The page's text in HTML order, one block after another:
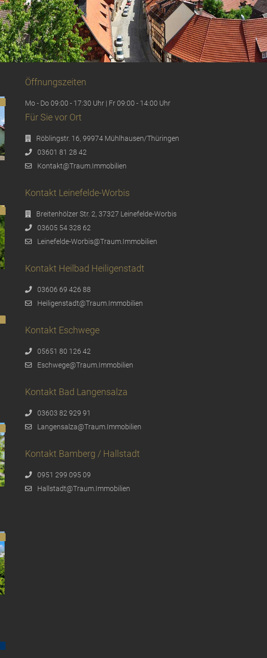
Öffnungszeiten
Mo - Do 09:00 - 17:30 Uhr | Fr 09:00 - 14:00 Uhr
Für Sie vor Ort
Röblingstr. 16, 99974 Mühlhausen/Thüringen
03601 81 28 42
Kontakt@Traum.Immobilien
Kontakt Leinefelde-Worbis
Breitenhölzer Str. 2, 37327 Leinefelde-Worbis
03605 54 328 62
Leinefelde-Worbis@Traum.Immobilien
Kontakt Heilbad Heiligenstadt
03606 69 426 88
Heiligenstadt@Traum.Immobilien
Kontakt Eschwege
05651 80 126 42
Eschwege@Traum.Immobilien
Kontakt Bad Langensalza
03603 82 929 91
Langensalza@Traum.Immobilien
Kontakt Bamberg / Hallstadt
0951 299 095 09
Hallstadt@Traum.Immobilien